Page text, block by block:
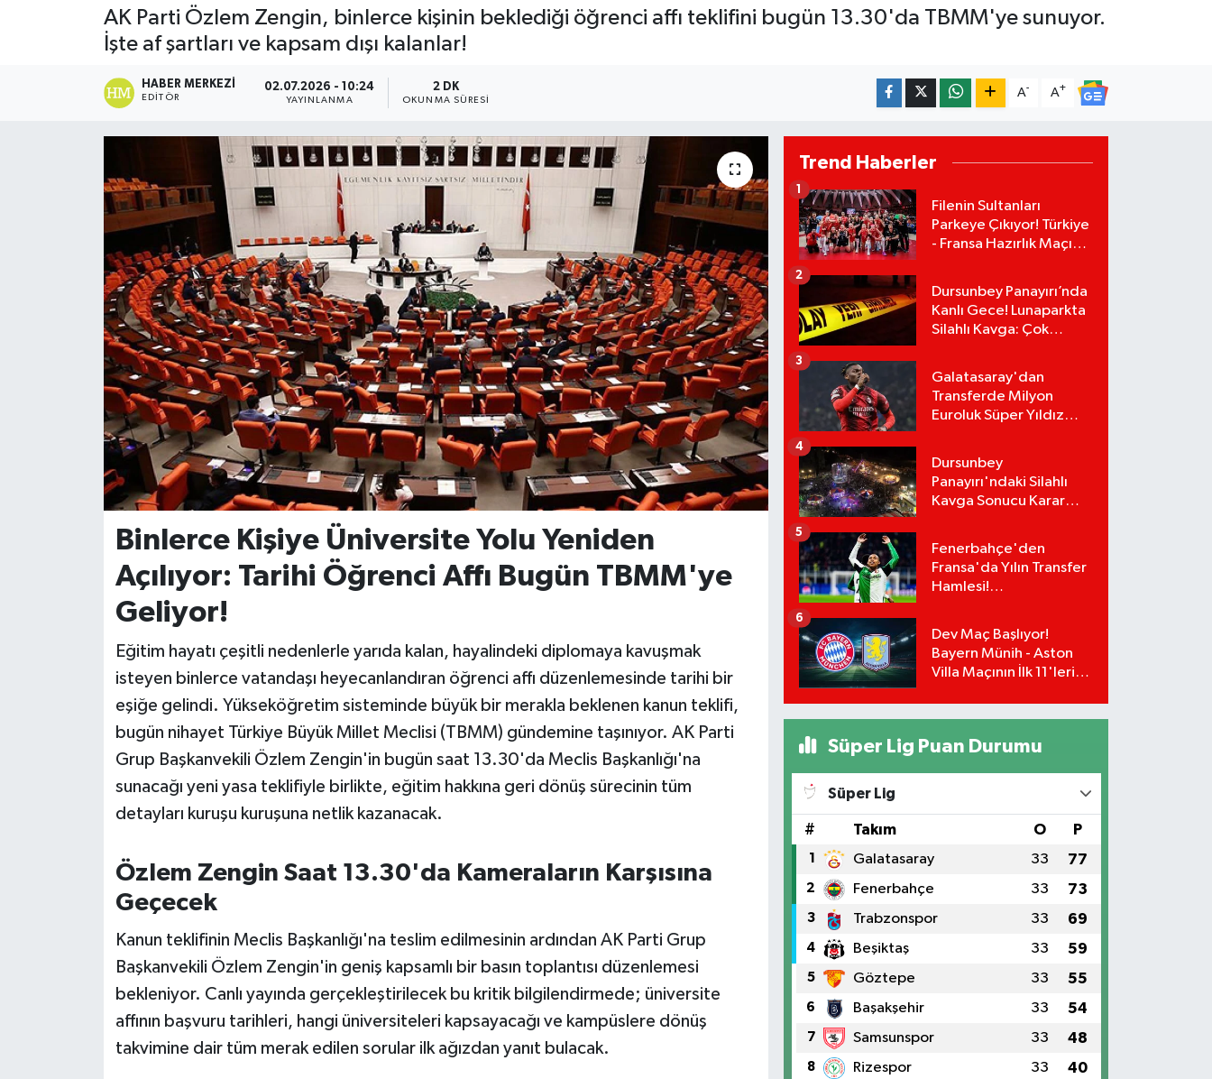
AK Parti Özlem Zengin, binlerce kişinin beklediği öğrenci affı teklifini bugün 13.30'da TBMM'ye sunuyor.
İşte af şartları ve kapsam dışı kalanlar!
HABER MERKEZI
EDITÖR
02.07.2026 - 10:24
YAYINLANMA
2 DK
OKUNMA SÜRESI
A- A+
Binlerce Kişiye Üniversite Yolu Yeniden
Açılıyor: Tarihi Öğrenci Affı Bugün TBMM'ye
Geliyor!
Eğitim hayatı çeşitli nedenlerle yarıda kalan, hayalindeki diplomaya kavuşmak
isteyen binlerce vatandaşı heyecanlandıran öğrenci affı düzenlemesinde tarihi bir
eşiğe gelindi. Yükseköğretim sisteminde büyük bir merakla beklenen kanun teklifi,
bugün nihayet Türkiye Büyük Millet Meclisi (TBMM) gündemine taşınıyor. AK Parti
Grup Başkanvekili Özlem Zengin'in bugün saat 13.30'da Meclis Başkanlığı'na
sunacağı yeni yasa teklifiyle birlikte, eğitim hakkına geri dönüş sürecinin tüm
detayları kuruşu kuruşuna netlik kazanacak.
Özlem Zengin Saat 13.30'da Kameraların Karşısına
Geçecek
Kanun teklifinin Meclis Başkanlığı'na teslim edilmesinin ardından AK Parti Grup
Başkanvekili Özlem Zengin'in geniş kapsamlı bir basın toplantısı düzenlemesi
bekleniyor. Canlı yayında gerçekleştirilecek bu kritik bilgilendirmede; üniversite
affının başvuru tarihleri, hangi üniversiteleri kapsayacağı ve kampüslere dönüş
takvimine dair tüm merak edilen sorular ilk ağızdan yanıt bulacak.
Trend Haberler
Filenin Sultanları
Parkeye Çıkıyor! Türkiye
- Fransa Hazırlık Maçı
1
Dursunbey Panayırı’nda
Kanlı Gece! Lunaparkta
Silahlı Kavga: Çok
2
Galatasaray'dan
Transferde Milyon
Euroluk Süper Yıldız
İmzalar An Meselesi!
3
Dursunbey
Panayırı'ndaki Silahlı
Kavga Sonucu Karar
4
Fenerbahçe'den
Fransa'da Yılın Transfer
Hamlesi!
Düğmeye Basıldı!
5
Dev Maç Başlıyor!
Bayern Münih - Aston
Villa Maçının İlk 11'leri
6
Süper Lig Puan Durumu
Süper Lig
# Takım O P
1 Galatasaray 33 77
2 Fenerbahçe 33 73
3 Trabzonspor 33 69
4 Beşiktaş 33 59
5 Göztepe 33 55
6 Başakşehir 33 54
7 Samsunspor 33 48
8 Rizespor 33 40
Dursunbey
EKONOMİ
KENT GÜNDEMİ
KÜLTÜR-SANAT
OTOMOTİV
Resmi İlanlar
SEYAHAT